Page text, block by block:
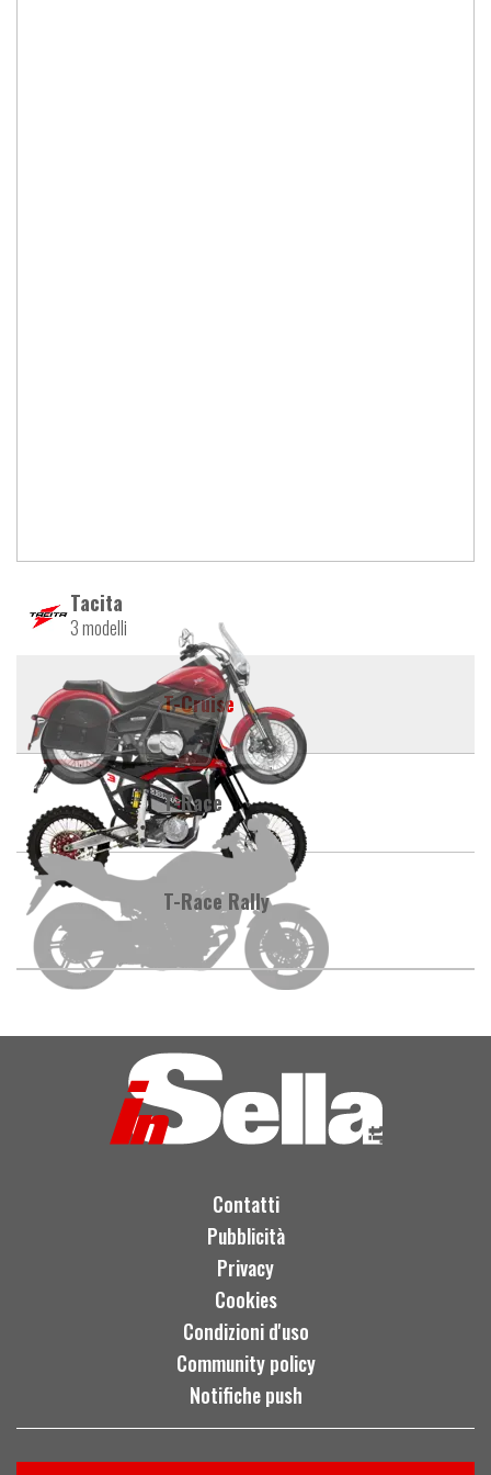
Tacita
3 modelli
T-Cruise
T-Race
T-Race Rally
Contatti
Pubblicità
Privacy
Cookies
Condizioni d'uso
Community policy
Notifiche push